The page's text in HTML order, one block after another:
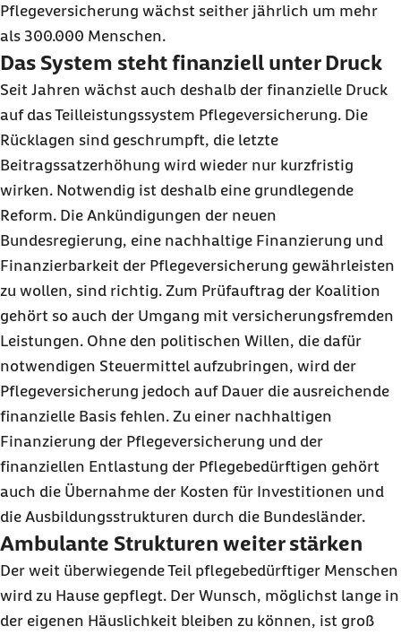
Pflegeversicherung wächst seither jährlich um mehr
als 300.000 Menschen.
Das System steht finanziell unter Druck
Seit Jahren wächst auch deshalb der finanzielle Druck
auf das Teilleistungssystem Pflegeversicherung. Die
Rücklagen sind geschrumpft, die letzte
Beitragssatzerhöhung wird wieder nur kurzfristig
wirken. Notwendig ist deshalb eine grundlegende
Reform. Die Ankündigungen der neuen
Bundesregierung, eine nachhaltige Finanzierung und
Finanzierbarkeit der Pflegeversicherung gewährleisten
zu wollen, sind richtig. Zum Prüfauftrag der Koalition
gehört so auch der Umgang mit versicherungsfremden
Leistungen. Ohne den politischen Willen, die dafür
notwendigen Steuermittel aufzubringen, wird der
Pflegeversicherung jedoch auf Dauer die ausreichende
finanzielle Basis fehlen. Zu einer nachhaltigen
Finanzierung der Pflegeversicherung und der
finanziellen Entlastung der Pflegebedürftigen gehört
auch die Übernahme der Kosten für Investitionen und
die Ausbildungsstrukturen durch die Bundesländer.
Ambulante Strukturen weiter stärken
Der weit überwiegende Teil pflegebedürftiger Menschen
wird zu Hause gepflegt. Der Wunsch, möglichst lange in
der eigenen Häuslichkeit bleiben zu können, ist groß